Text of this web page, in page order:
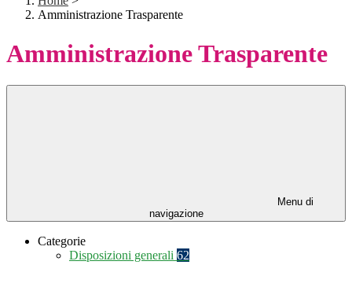
Amministrazione Trasparente
Amministrazione Trasparente
Menu di
navigazione
Categorie
Disposizioni generali 62